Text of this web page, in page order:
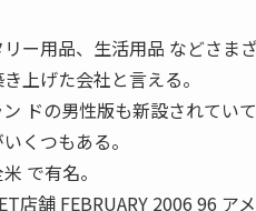
ー用品、生活用品 などさま
上げた会社と言える。
ドの男性版も新設されてい
くつもある。
で有名。
店舗 FEBRUARY 2006 96